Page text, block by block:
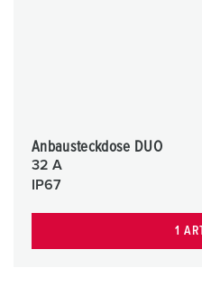
Anbausteckdose DUO
32 A
IP67
1